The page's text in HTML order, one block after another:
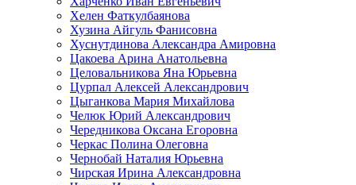
Хелен Фаткулбаянова
Хузина Айгуль Фанисовна
Хуснутдинова Александра Амировна
Цакоева Арина Анатольевна
Целовальникова Яна Юрьевна
Цурпал Алексей Александрович
Цыганкова Мария Михайлова
Челюк Юрий Александрович
Чередникова Оксана Егоровна
Черкас Полина Олеговна
Чернобай Наталия Юрьевна
Чирская Ирина Александровна